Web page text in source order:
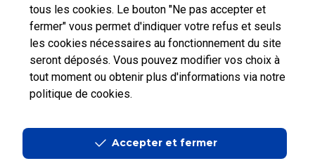
tous les cookies. Le bouton "Ne pas accepter et
fermer" vous permet d'indiquer votre refus et seuls
les cookies nécessaires au fonctionnement du site
seront déposés. Vous pouvez modifier vos choix à
tout moment ou obtenir plus d'informations via notre
politique de cookies.
Accepter et fermer
Professionnels Entreprises et Collectivités